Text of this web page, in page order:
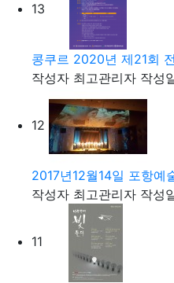
13
콩쿠르 2020년 제21회
작성자 최고관리자 작성
12
2017년12월14일 포항
작성자 최고관리자 작성
11